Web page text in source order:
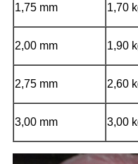
1,75 mm 1,70
2,00 mm 1,90
2,75 mm 2,60
3,00 mm 3,00